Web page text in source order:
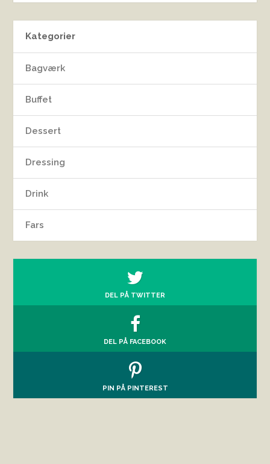
Kategorier
Bagværk
Buffet
Dessert
Dressing
Drink
Fars
DEL PÅ TWITTER
DEL PÅ FACEBOOK
PIN PÅ PINTEREST